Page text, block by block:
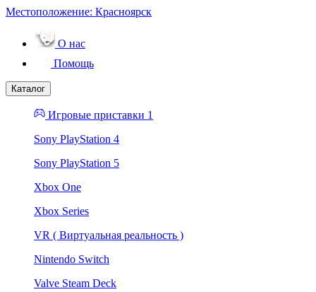
Местоположение: Красноярск
О нас
Помощь
Каталог
Игровые приставки 1
Sony PlayStation 4
Sony PlayStation 5
Xbox One
Xbox Series
VR ( Виртуальная реальность )
Nintendo Switch
Valve Steam Deck